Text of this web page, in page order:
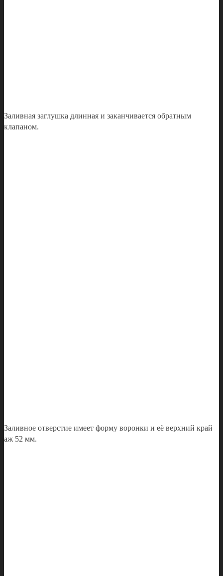
Заливная заглушка длинная и заканчивается обратным
клапаном.
Заливное отверстие имеет форму воронки и её верхний край
аж 52 мм.